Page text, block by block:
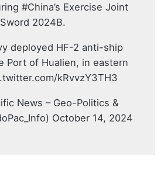
#China’s Exercise Joint
Sword 2024B.
deployed HF-2 anti-ship
Port of Hualien, in eastern
kRvvzY3TH3
News – Geo-Politics &
October 14, 2024